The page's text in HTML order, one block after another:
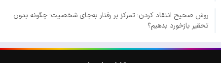
روش صحیح انتقاد کردن؛ تمرکز بر رفتار به‌جای شخصیت؛ چگونه بدون
تحقیر بازخورد بدهیم؟